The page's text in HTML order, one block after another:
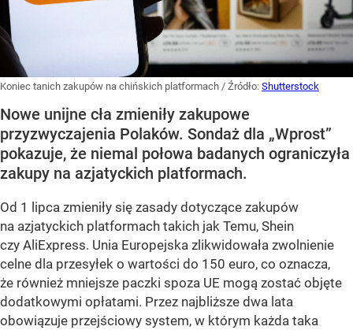
Koniec tanich zakupów na chińskich platformach / Źródło: Shutterstock
Nowe unijne cła zmieniły zakupowe
przyzwyczajenia Polaków. Sondaż dla „Wprost”
pokazuje, że niemal połowa badanych ograniczyła
zakupy na azjatyckich platformach.
Od 1 lipca zmieniły się zasady dotyczące zakupów
na azjatyckich platformach takich jak Temu, Shein
czy AliExpress. Unia Europejska zlikwidowała zwolnienie
celne dla przesyłek o wartości do 150 euro, co oznacza,
że również mniejsze paczki spoza UE mogą zostać objęte
dodatkowymi opłatami. Przez najbliższe dwa lata
obowiązuje przejściowy system, w którym każda taka